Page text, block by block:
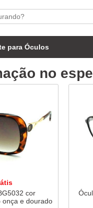
para Óculos
no
cor
onça e dourado